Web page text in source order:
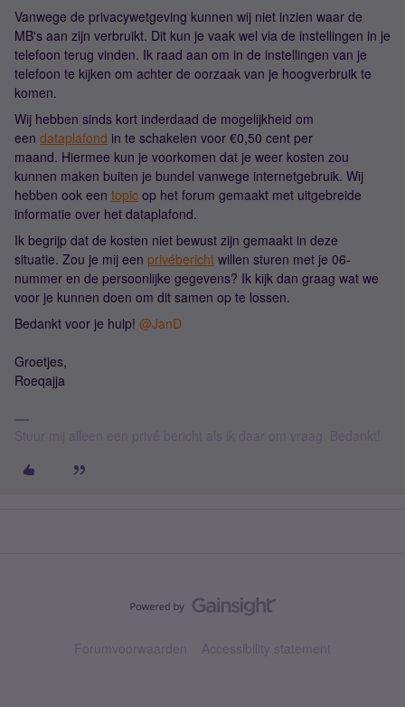
Vanwege de privacywetgeving kunnen wij niet inzien waar de
MB's aan zijn verbruikt. Dit kun je vaak wel via de instellingen in je
telefoon terug vinden. Ik raad aan om in de instellingen van je
telefoon te kijken om achter de oorzaak van je hoogverbruik te
komen.
Wij hebben sinds kort inderdaad de mogelijkheid om
een dataplafond in te schakelen voor €0,50 cent per
maand. Hiermee kun je voorkomen dat je weer kosten zou
kunnen maken buiten je bundel vanwege internetgebruik. Wij
hebben ook een topic op het forum gemaakt met uitgebreide
informatie over het dataplafond.
Ik begrijp dat de kosten niet bewust zijn gemaakt in deze
situatie. Zou je mij een privébericht willen sturen met je 06-
nummer en de persoonlijke gegevens? Ik kijk dan graag wat we
voor je kunnen doen om dit samen op te lossen.
Bedankt voor je hulp! @JanD
Groetjes,
Roeqajja
Forumvoorwaarden Accessibility statement